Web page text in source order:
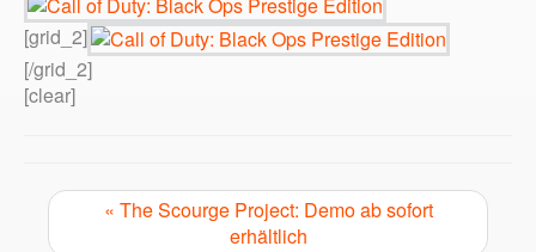
[grid_2]
[/grid_2]
[clear]
« The Scourge Project: Demo ab sofort
erhältlich